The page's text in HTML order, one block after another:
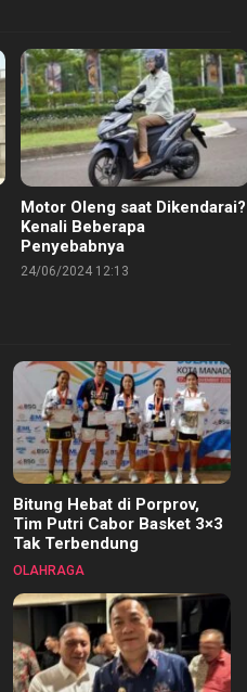
Motor Oleng saat Dikendarai?
Kenali Beberapa
Penyebabnya
24/06/2024 12:13
Bitung Hebat di Porprov,
Tim Putri Cabor Basket 3×3
Tak Terbendung
OLAHRAGA